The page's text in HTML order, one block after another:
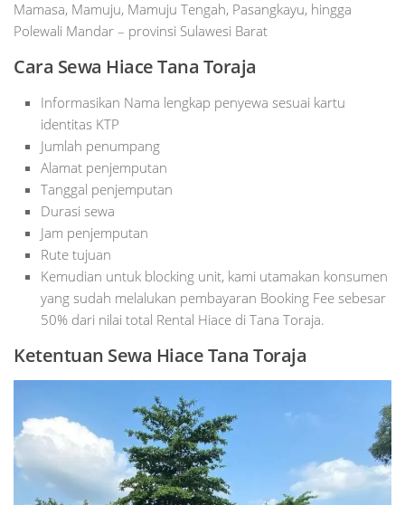
Mamasa, Mamuju, Mamuju Tengah, Pasangkayu, hingga
Polewali Mandar – provinsi Sulawesi Barat
Cara Sewa Hiace Tana Toraja
Informasikan Nama lengkap penyewa sesuai kartu
identitas KTP
Jumlah penumpang
Alamat penjemputan
Tanggal penjemputan
Durasi sewa
Jam penjemputan
Rute tujuan
Kemudian untuk blocking unit, kami utamakan konsumen
yang sudah melalukan pembayaran Booking Fee sebesar
50% dari nilai total Rental Hiace di Tana Toraja.
Ketentuan Sewa Hiace Tana Toraja